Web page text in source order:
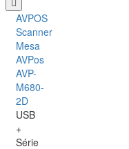
AVPOS
Scanner
Mesa
AVPos
AVP-
M680-
2D
USB
+
Série